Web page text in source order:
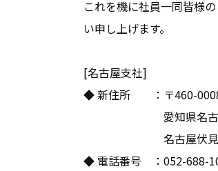
これを機に社員一同皆様
い申し上げます。
[名古屋支社]
◆ 新住所 ：〒460-
愛知県名古屋市
名古屋伏見サンケ
◆ 電話番号 ：052-688-